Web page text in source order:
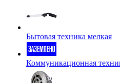
Бытовая техника мелкая
Коммуникационная